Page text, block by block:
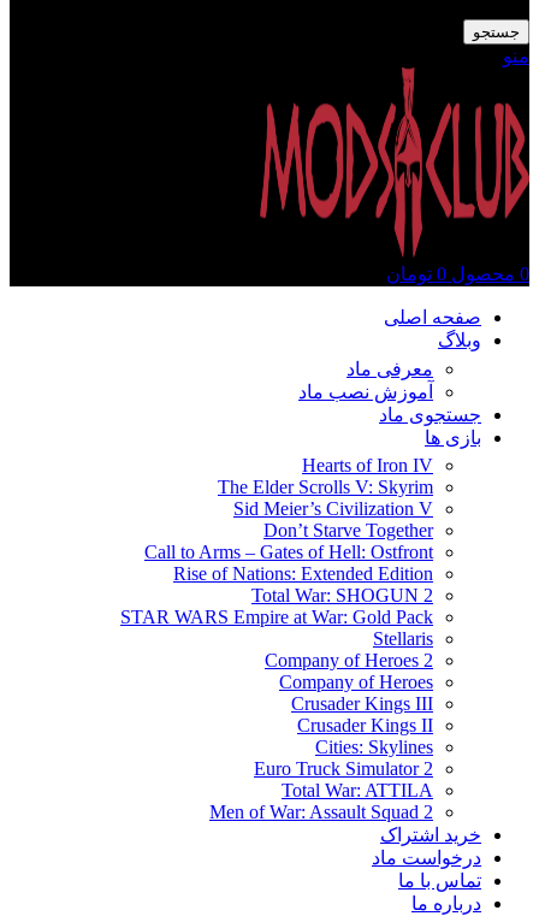
جستجو
منو
0 محصول 0 تومان
صفحه اصلی
وبلاگ
معرفی ماد
آموزش نصب ماد
جستجوی ماد
بازی ها
Hearts of Iron IV
The Elder Scrolls V: Skyrim
Sid Meier’s Civilization V
Don’t Starve Together
Call to Arms – Gates of Hell: Ostfront
Rise of Nations: Extended Edition
Total War: SHOGUN 2
STAR WARS Empire at War: Gold Pack
Stellaris
Company of Heroes 2
Company of Heroes
Crusader Kings III
Crusader Kings II
Cities: Skylines
Euro Truck Simulator 2
Total War: ATTILA
Men of War: Assault Squad 2
خرید اشتراک
درخواست ماد
تماس با ما
درباره ما